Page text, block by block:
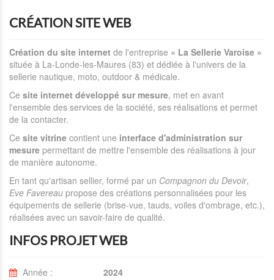
CRÉATION SITE WEB
Création du site internet de l'entreprise « La Sellerie Varoise »
située à La-Londe-les-Maures (83) et dédiée à l'univers de la
sellerie nautique, moto, outdoor & médicale.
Ce site internet développé sur mesure, met en avant
l'ensemble des services de la société, ses réalisations et permet
de la contacter.
Ce site vitrine contient une interface d'administration sur
mesure permettant de mettre l'ensemble des réalisations à jour
de manière autonome.
En tant qu'artisan sellier, formé par un Compagnon du Devoir,
Eve Favereau propose des créations personnalisées pour les
équipements de sellerie (brise-vue, tauds, voiles d'ombrage, etc.),
réalisées avec un savoir-faire de qualité.
INFOS PROJET WEB
Année :
2024